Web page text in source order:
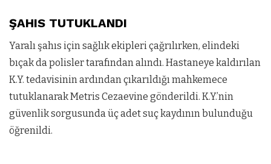
ŞAHIS TUTUKLANDI
Yaralı şahıs için sağlık ekipleri çağrılırken, elindeki
bıçak da polisler tarafından alındı. Hastaneye kaldırılan
K.Y. tedavisinin ardından çıkarıldığı mahkemece
tutuklanarak Metris Cezaevine gönderildi. K.Y.’nin
güvenlik sorgusunda üç adet suç kaydının bulunduğu
öğrenildi.